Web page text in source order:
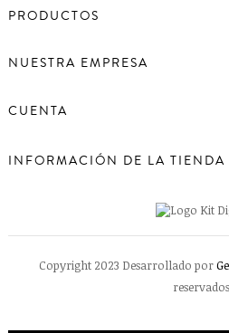
PRODUCTOS
NUESTRA EMPRESA
CUENTA
INFORMACIÓN DE LA TIENDA
Copyright 2023 Desarrollado por